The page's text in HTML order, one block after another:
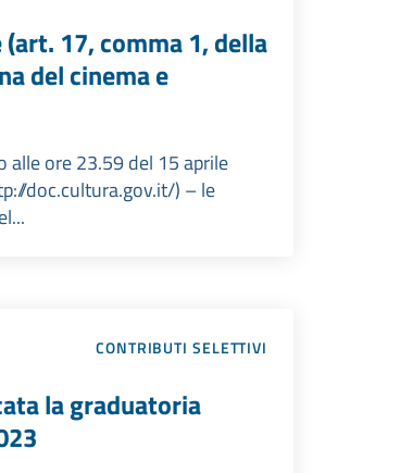
17, comma 1, della
del cinema e
alle ore 23.59 del 15 aprile
doc.cultura.gov.it/) – le
CONTRIBUTI SELETTIVI
la graduatoria